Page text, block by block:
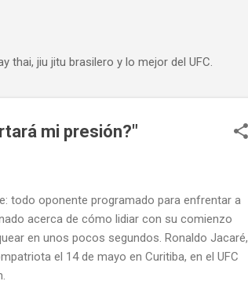
thai, jiu jitu brasilero y lo mejor del UFC.
mi presión?"
todo oponente programado para enfrentar a
acerca de cómo lidiar con su comienzo
en unos pocos segundos. Ronaldo Jacaré,
el 14 de mayo en Curitiba, en el UFC